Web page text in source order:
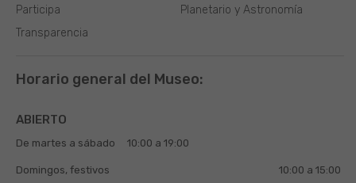
Planetario y Astronomía
Participa
Transparencia
Horario general del Museo:
ABIERTO
De martes a sábado 10:00 a 19:00
Domingos, festivos 10:00 a 15:00